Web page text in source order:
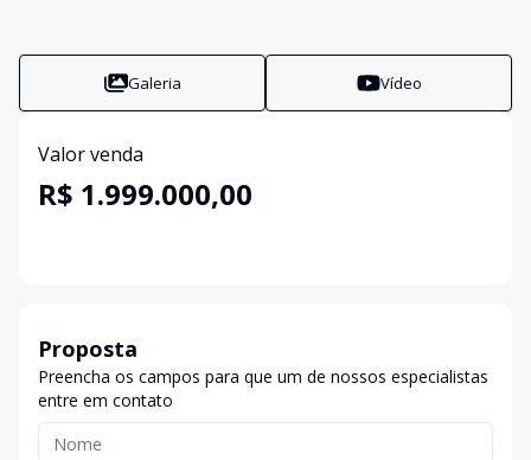
Galeria Vídeo
Valor venda
R$ 1.999.000,00
Proposta
Preencha os campos para que um de nossos especialistas
entre em contato